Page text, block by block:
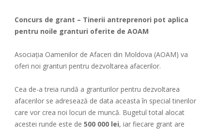
Concurs de grant – Tinerii antreprenori pot aplica
pentru noile granturi oferite de AOAM
Asociația Oamenilor de Afaceri din Moldova (AOAM) va
oferi noi granturi pentru dezvoltarea afacerilor.
Cea de-a treia rundă a granturilor pentru dezvoltarea
afacerilor se adresează de data aceasta în special tinerilor
care vor crea noi locuri de muncă. Bugetul total alocat
acestei runde este de 500 000 lei, iar fiecare grant are